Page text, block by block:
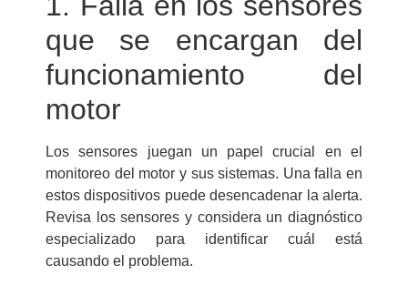
que se encargan del
funcionamiento del
motor
Los sensores juegan un papel crucial en el
monitoreo del motor y sus sistemas. Una falla en
estos dispositivos puede desencadenar la alerta.
Revisa los sensores y considera un diagnóstico
especializado para identificar cuál está
causando el problema.